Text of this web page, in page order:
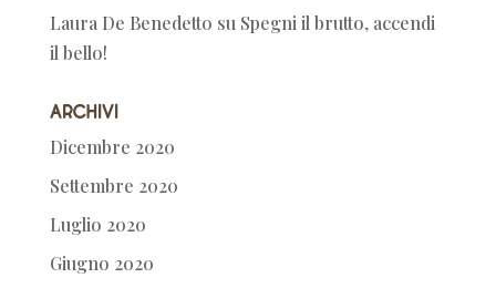
Laura De Benedetto su Spegni il brutto, accendi
il bello!
Archivi
Dicembre 2020
Settembre 2020
Luglio 2020
Giugno 2020